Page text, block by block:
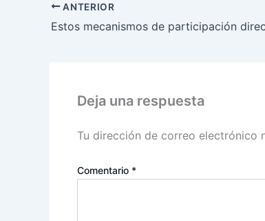
ANTERIOR
Deja una respuesta
Tu dirección de correo electrónico
Comentario *